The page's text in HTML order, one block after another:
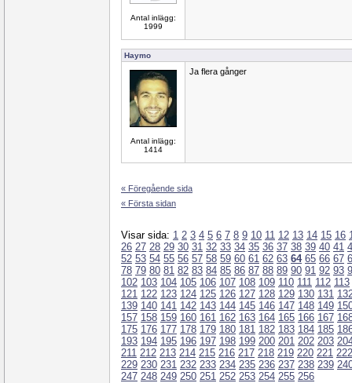
Antal inlägg:
1999
Haymo
Antal inlägg:
1414
Ja flera gånger
« Föregående sida
« Första sidan
Visar sida: 1 2 3 4 5 6 7 8 9 10 11 12 13 14 15 16
26 27 28 29 30 31 32 33 34 35 36 37 38 39 40 41
52 53 54 55 56 57 58 59 60 61 62 63 64 65 66 67
78 79 80 81 82 83 84 85 86 87 88 89 90 91 92 93
102 103 104 105 106 107 108 109 110 111 112 113
121 122 123 124 125 126 127 128 129 130 131
139 140 141 142 143 144 145 146 147 148 149
157 158 159 160 161 162 163 164 165 166 167
175 176 177 178 179 180 181 182 183 184 185
193 194 195 196 197 198 199 200 201 202 203
211 212 213 214 215 216 217 218 219 220 221 222
229 230 231 232 233 234 235 236 237 238 239
247 248 249 250 251 252 253 254 255 256